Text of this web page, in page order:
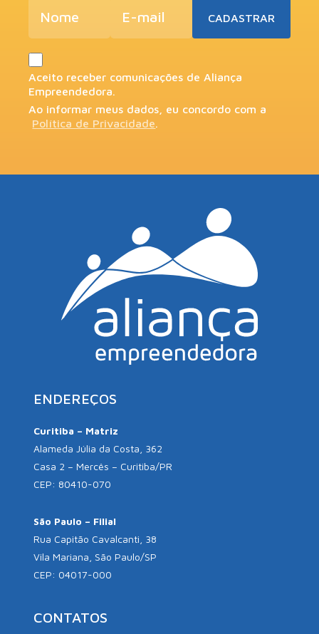
Aceito receber comunicações de Aliança
Empreendedora.
Ao informar meus dados, eu concordo com a
Política de Privacidade.
ENDEREÇOS
Curitiba – Matriz
Alameda Júlia da Costa, 362
Casa 2 – Mercês – Curitiba/PR
CEP: 80410-070
São Paulo – Filial
Rua Capitão Cavalcanti, 38
Vila Mariana, São Paulo/SP
CEP: 04017-000
CONTATOS